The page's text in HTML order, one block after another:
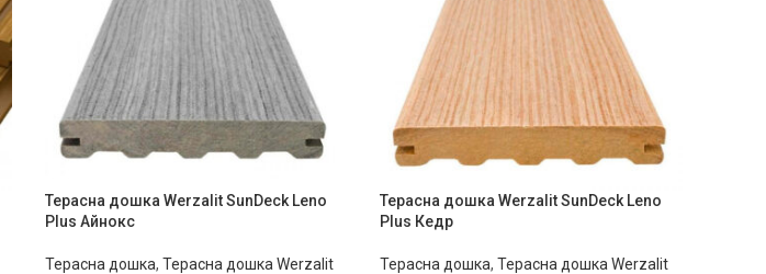
Терасна дошка Werzalit SunDeck Leno
Plus Айнокс
Терасна дошка, Терасна дошка Werzalit
Терасна дошка Werzalit SunDeck Leno
Plus Кедр
Терасна дошка,Терасна дошка Werzalit